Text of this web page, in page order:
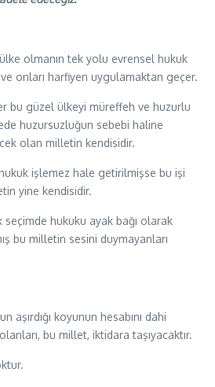
olmanın tek yolu evrensel hukuk
onları harfiyen uygulamaktan geçer.
bu güzel ülkeyi müreffeh ve huzurlu
huzursuzluğun sebebi haline
olan milletin kendisidir.
hukuk işlemez hale getirilmişse bu işi
yine kendisidir.
hukuku ayak bağı olarak
bu milletin sesini duymayanları
aşırdığı koyunun hesabını dahi
bu millet, iktidara taşıyacaktır.